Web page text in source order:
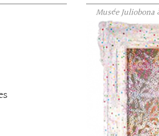
Musée Juliobona